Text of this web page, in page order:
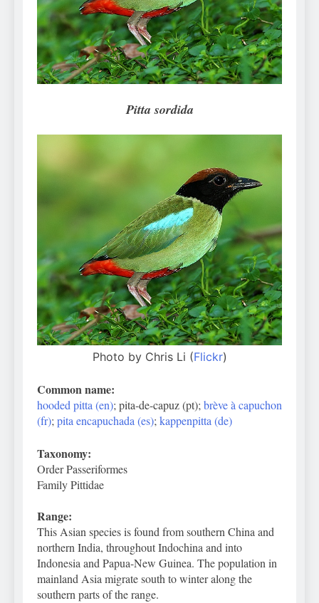
Can Bulldogs Play Fetch?
And How to Train Them!
7 Năm Ago
How Often Do I Need to
Groom My Bulldog
7 Năm Ago
Pitta sordida
Photo by Chris Li (Flickr)
Common name:
hooded pitta (en); pita-de-capuz (pt);brève à capuchon
(fr);pita encapuchada (es);kappenpitta (de)
Taxonomy:
Order Passeriformes
Family Pittidae
Range:
This Asian species is found from southern China and
northern India, throughout Indochina and into
Indonesia and Papua-New Guinea. The population in
mainland Asia migrate south to winter along the
southern parts of the range.